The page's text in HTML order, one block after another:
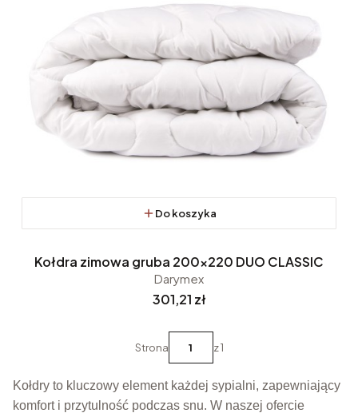
Do koszyka
Kołdra zimowa gruba 200x220 DUO CLASSIC
Darymex
Cena
301,21 zł
Strona z 1
Kołdry to kluczowy element każdej sypialni, zapewniający
komfort i przytulność podczas snu. W naszej ofercie